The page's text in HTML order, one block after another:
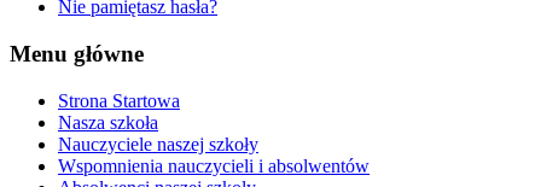
Nie pamiętasz hasła?
Menu główne
Strona Startowa
Nasza szkoła
Nauczyciele naszej szkoły
Wspomnienia nauczycieli i absolwentów